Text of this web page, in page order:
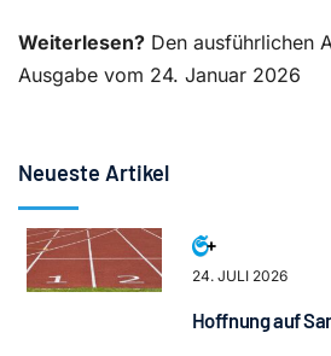
Weiterlesen? Den ausführlichen
Ausgabe vom 24. Januar 2026
Neueste Artikel
24. JULI 2026
Hoffnung auf